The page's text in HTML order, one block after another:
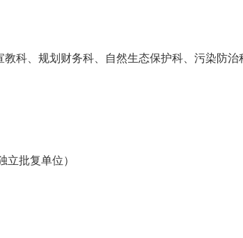
科、规划财务科、自然生态保护科、污染防治
批复单位）